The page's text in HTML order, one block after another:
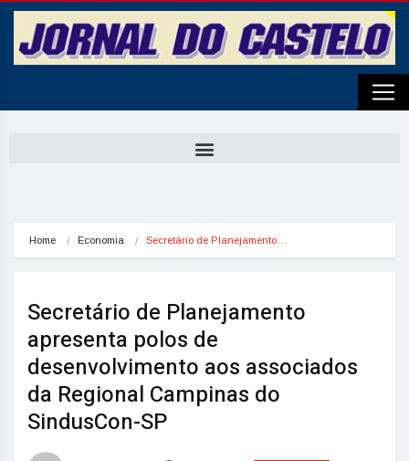
Home Economia Secretário de Planejamento…
Secretário de Planejamento
apresenta polos de
desenvolvimento aos associados
da Regional Campinas do
SindusCon-SP